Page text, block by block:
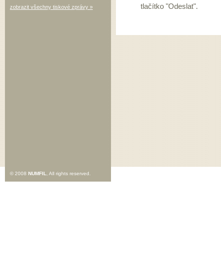
zobrazit všechny tiskové zprávy »
tlačítko "Odeslat".
© 2008 NUMFIL , All rights reserved.